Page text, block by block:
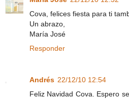
Cova, felices fiesta para ti
Un abrazo,
María José
Responder
Andrés 22/12/10 12:54
Feliz Navidad Cova. Espero